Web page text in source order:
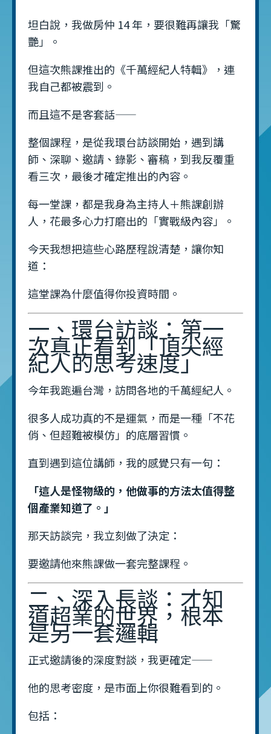
坦白說，我做房仲 14 年，要很難再讓我「驚
艷」。
但這次熊課推出的《千萬經紀人特輯》，連
我自己都被震到。
而且這不是客套話——
整個課程，是從我環台訪談開始，遇到講
師、深聊、邀請、錄影、審稿，到我反覆重
看三次，最後才確定推出的內容。
每一堂課，都是我身為主持人＋熊課創辦
人，花最多心力打磨出的「實戰級內容」。
今天我想把這些心路歷程說清楚，讓你知
道：
這堂課為什麼值得你投資時間。
一、環台訪談：第一
次真正看到「頂尖經
紀人的思考速度」
今年我跑遍台灣，訪問各地的千萬經紀人。
很多人成功真的不是運氣，而是一種「不花
俏、但超難被模仿」的底層習慣。
直到遇到這位講師，我的感覺只有一句：
「這人是怪物級的，他做事的方法太值得整
個產業知道了。」
那天訪談完，我立刻做了決定：
要邀請他來熊課做一套完整課程。
二、深入長談：才知
道超業的世界，根本
是另一套邏輯
正式邀請後的深度對談，我更確定——
他的思考密度，是市面上你很難看到的。
包括：